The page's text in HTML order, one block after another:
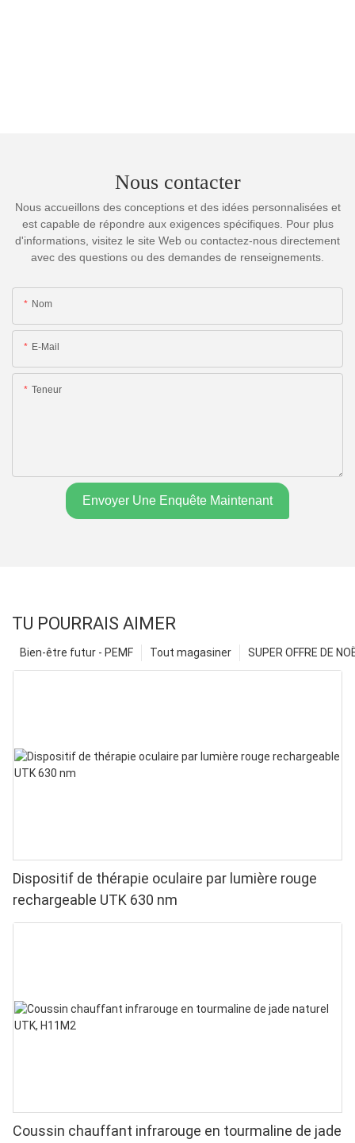
Nous contacter
Nous accueillons des conceptions et des idées personnalisées et
est capable de répondre aux exigences spécifiques. Pour plus
d'informations, visitez le site Web ou contactez-nous directement
avec des questions ou des demandes de renseignements.
Nom
E-Mail
Teneur
Envoyer Une Enquête Maintenant
TU POURRAIS AIMER
SUPER OFFRE DE
Tout magasiner
Bien-être futur - PEMF
Dispositif de thérapie oculaire par lumière rouge
rechargeable UTK 630 nm
Coussin chauffant infrarouge en tourmaline de jade